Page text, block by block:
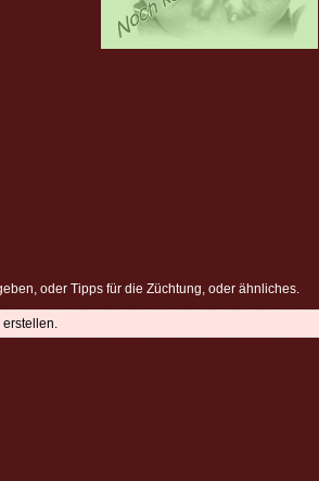
oder Tipps für die Züchtung, oder ähnliches.
erstellen.